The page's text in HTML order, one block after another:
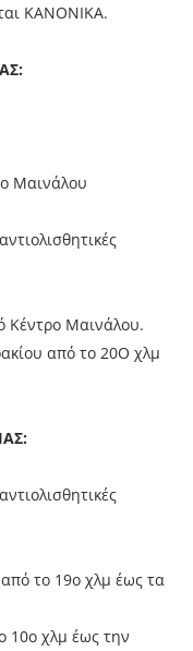
ΚΑΝΟΝΙΚΑ.
Μαινάλου
Κέντρο Μαινάλου.
από το 20Ο χλμ
το 19ο χλμ έως τα
10ο χλμ έως την